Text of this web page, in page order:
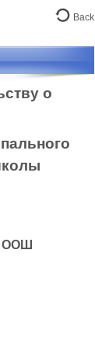
Back
о
ООШ